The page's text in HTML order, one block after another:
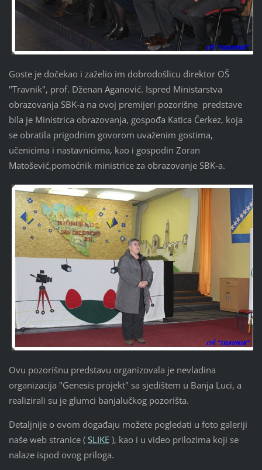
Goste je dočekao i zaželio im dobrodošlicu direktor OŠ
"Travnik", prof. Dženan Aganović. Ispred Ministarstva
obrazovanja SBK-a na ovoj premijeri pozorišne predstave
bila je Ministrica obrazovanja, gospođa Katica Čerkez, koja
se obratila prigodnim govorom uvaženim gostima,
učenicima i nastavnicima, kao i gospodin Zoran
Matošević,pomoćnik ministrice za obrazovanje SBK-a.
Ovu pozorišnu predstavu organizovala je nevladina
organizacija "Genesis projekt" sa sjedištem u Banja Luci, a
realizirali su je glumci banjalučkog pozorišta.
Detaljnije o ovom događaju možete pogledati u foto galeriji
naše web stranice ( SLIKE), kao i u video prilozima koji se
nalaze ispod ovog priloga.